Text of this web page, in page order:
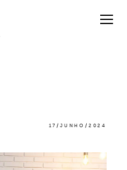
17/JUNHO/2024